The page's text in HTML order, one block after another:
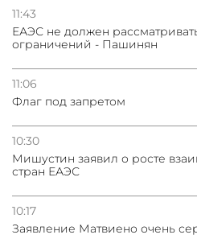
11:43
ЕАЭС не должен
ограничений - Пашинян
11:06
Флаг под запретом
10:30
Мишустин заявил о росте
стран ЕАЭС
10:17
Заявление Матвиено очень